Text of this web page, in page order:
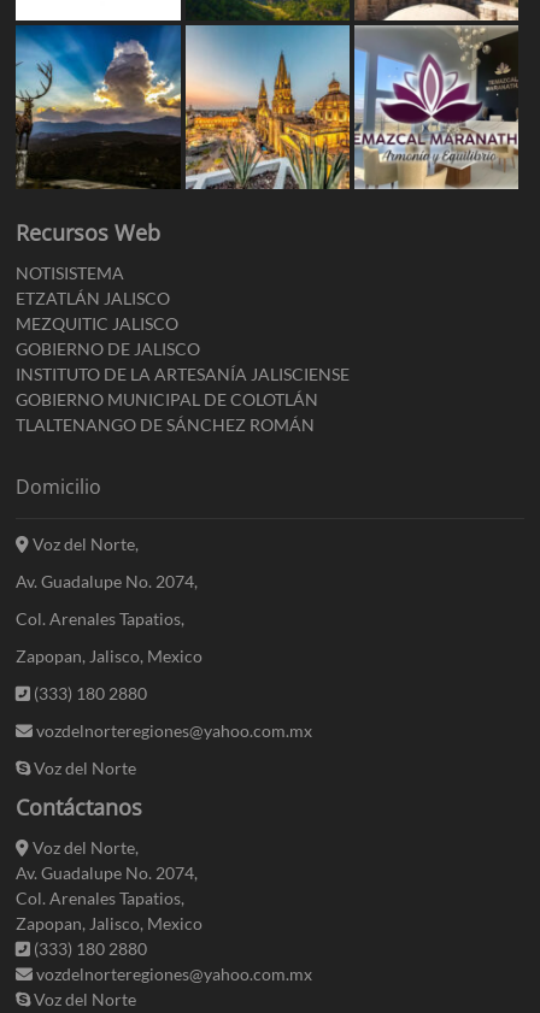
Recursos Web
NOTISISTEMA
ETZATLÁN JALISCO
MEZQUITIC JALISCO
GOBIERNO DE JALISCO
INSTITUTO DE LA ARTESANÍA JALISCIENSE
GOBIERNO MUNICIPAL DE COLOTLÁN
TLALTENANGO DE SÁNCHEZ ROMÁN
Domicilio
Voz del Norte,
Av. Guadalupe No. 2074,
Col. Arenales Tapatios,
Zapopan, Jalisco, Mexico
(333) 180 2880
vozdelnorteregiones@yahoo.com.mx
Voz del Norte
Contáctanos
Voz del Norte,
Av. Guadalupe No. 2074,
Col. Arenales Tapatios,
Zapopan, Jalisco, Mexico
(333) 180 2880
vozdelnorteregiones@yahoo.com.mx
Voz del Norte